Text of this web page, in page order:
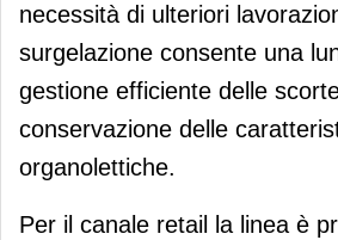
necessità di ulteriori
surgelazione consente una
gestione efficiente delle
conservazione delle
organolettiche.
Per il canale retail la linea è